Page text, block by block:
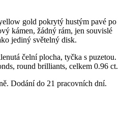
gold pokrytý hustým pavé po
kámen, žádný rám, jen souvislé
jediný světelný disk.
čelní plocha, tyčka s puzetou.
round brilliants, celkem 0.96 ct.
Dodání do 21 pracovních dní.